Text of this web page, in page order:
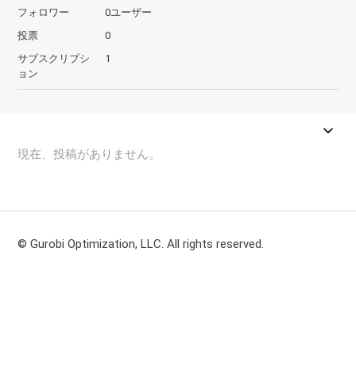
フォロワー
0ユーザー
投票
0
サブスクリプシ
ョン
1
現在、投稿がありません。
© Gurobi Optimization, LLC. All rights reserved.